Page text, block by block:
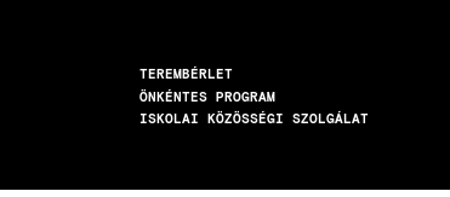
TEREMBÉRLET
ÖNKÉNTES PROGRAM
ISKOLAI KÖZÖSSÉGI SZOLGÁLAT